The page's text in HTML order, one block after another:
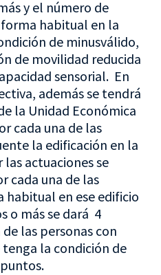
y el número de
forma habitual en la
de minusválido,
de movilidad reducida
sensorial. En
además se tendrá
la Unidad Económica
cada una de las
la edificación en la
las actuaciones se
cada una de las
habitual en ese edificio
o más se dará 4
las personas con
la condición de